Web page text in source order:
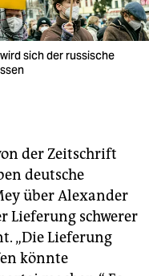
sich der russische
der Zeitschrift
deutsche
über Alexander
Lieferung schwerer
„Die Lieferung
könnte